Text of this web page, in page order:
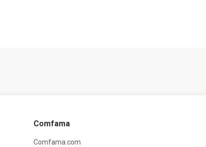
Comfama
Comfama.com